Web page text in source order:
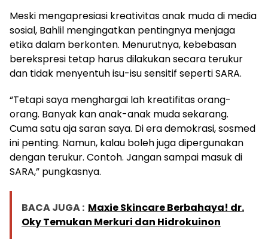
Meski mengapresiasi kreativitas anak muda di media
sosial, Bahlil mengingatkan pentingnya menjaga
etika dalam berkonten. Menurutnya, kebebasan
berekspresi tetap harus dilakukan secara terukur
dan tidak menyentuh isu-isu sensitif seperti SARA.
“Tetapi saya menghargai lah kreatifitas orang-
orang. Banyak kan anak-anak muda sekarang.
Cuma satu aja saran saya. Di era demokrasi, sosmed
ini penting. Namun, kalau boleh juga dipergunakan
dengan terukur. Contoh. Jangan sampai masuk di
SARA,” pungkasnya.
BACA JUGA : Maxie Skincare Berbahaya! dr.
Oky Temukan Merkuri dan Hidrokuinon